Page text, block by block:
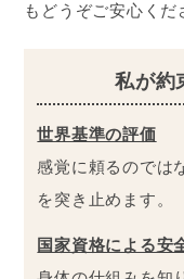
もどうぞご安心くだ
私が約
世界基準の評価
感覚に頼るのでは
を突き止めます。
国家資格による安